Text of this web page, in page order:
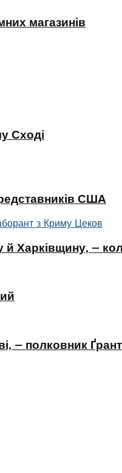
магазинів
Сході
США
Харківщину, –
– полковник Ґрант